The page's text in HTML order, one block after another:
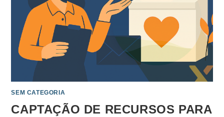
SEM CATEGORIA
CAPTAÇÃO DE RECURSOS PARA